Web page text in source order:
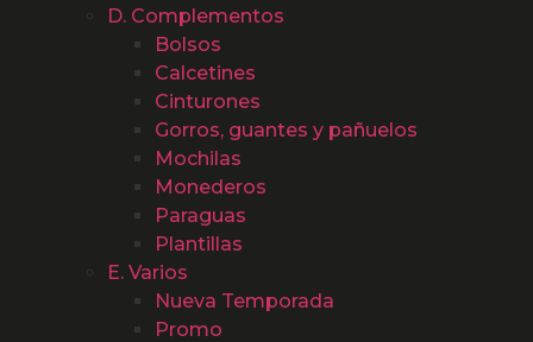
D. Complementos
Bolsos
Calcetines
Cinturones
Gorros, guantes y pañuelos
Mochilas
Monederos
Paraguas
Plantillas
E. Varios
Nueva Temporada
Promo